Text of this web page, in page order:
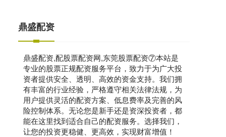
鼎盛配资
鼎盛配资,配股票配资网,东莞股票配资⑦本站是
专业的股票正规配资服务平台，致力于为广大投
资者提供安全、透明、高效的资金支持。我们拥
有丰富的行业经验，严格遵守相关法律法规，为
用户提供灵活的配资方案、低息费率及完善的风
险控制体系。无论您是新手还是资深投资者，都
能在这里找到适合自己的配资服务。选择我们，
让您的投资更稳健、更高效，实现财富增值！